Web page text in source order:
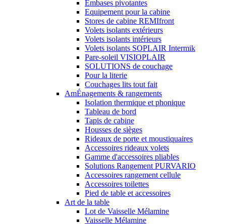
Embases pivotantes
Equipement pour la cabine
Stores de cabine REMIfront
Volets isolants extérieurs
Volets isolants intérieurs
Volets isolants SOPLAIR Intermik
Pare-soleil VISIOPLAIR
SOLUTIONS de couchage
Pour la literie
Couchages lits tout fait
AmÉnagements & rangements
Isolation thermique et phonique
Tableau de bord
Tapis de cabine
Housses de sièges
Rideaux de porte et moustiquaires
Accessoires rideaux volets
Gamme d'accessoires pliables
Solutions Rangement PURVARIO
Accessoires rangement cellule
Accessoires toilettes
Pied de table et accessoires
Art de la table
Lot de Vaisselle Mélamine
Vaisselle Mélamine